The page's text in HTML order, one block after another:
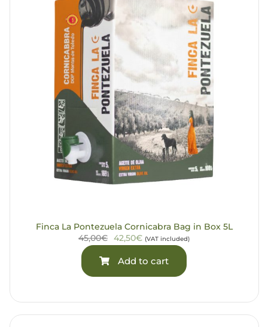
Finca La Pontezuela Cornicabra Bag in Box 5L
45,00€ 42,50€ (VAT included)
Add to cart